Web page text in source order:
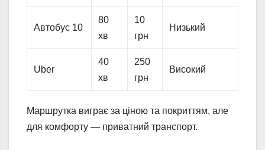
Автобус 10
80
хв
10
грн
Низький
Uber
40
хв
250
грн
Високий
Маршрутка виграє за ціною та покриттям, але
для комфорту — приватний транспорт.